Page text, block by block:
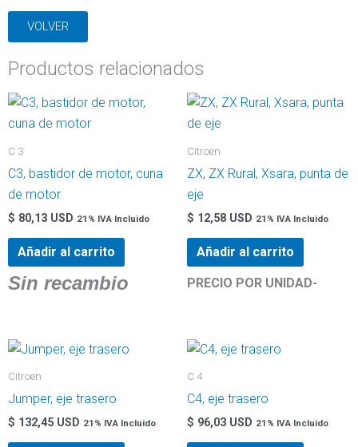
cantidad
VOLVER
Productos relacionados
C 3
C3, bastidor de motor, cuna
de motor
$ 80,13 USD 21% IVA Incluido
Añadir al carrito
Sin recambio
Citroen
ZX, ZX Rural, Xsara, punta de
eje
$ 12,58 USD 21% IVA Incluido
Añadir al carrito
PRECIO POR UNIDAD-
Citroen
Jumper, eje trasero
$ 132,45 USD 21% IVA Incluido
C 4
C4, eje trasero
$ 96,03 USD 21% IVA Incluido